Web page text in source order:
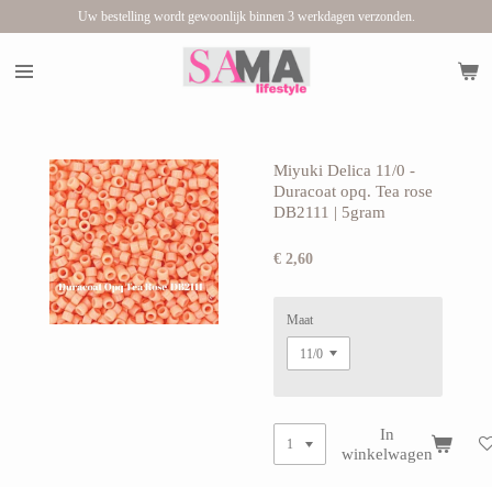
de
Uw bestelling wordt gewoonlijk binnen 3 werkdagen verzonden.
Miyuki Delica 11/0 -
Duracoat opq. Tea rose
DB2111 | 5gram
€ 2,60
Maat
In
winkelwagen